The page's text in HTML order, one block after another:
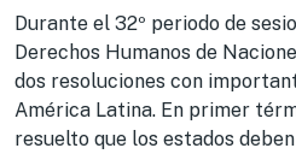
Durante el 32º periodo de
Derechos Humanos de
dos resoluciones con
América Latina. En primer
resuelto que los estados